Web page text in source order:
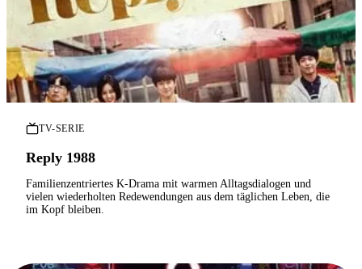
TV-SERIE
Reply 1988
Familienzentriertes K-Drama mit warmen Alltagsdialogen und
vielen wiederholten Redewendungen aus dem täglichen Leben, die
im Kopf bleiben.